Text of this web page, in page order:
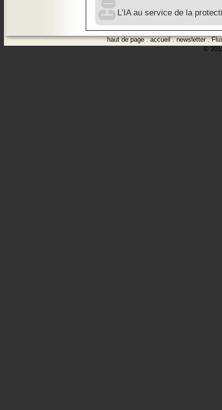
L’IA au service de la
haut de page.accueil.newsletter.
©